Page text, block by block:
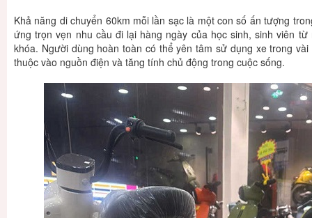
Khả năng di chuyển 60km mỗi lần sạc là một con số ấn tượng
ứng trọn vẹn nhu cầu đi lại hàng ngày của học sinh, sinh viên
khóa. Người dùng hoàn toàn có thể yên tâm sử dụng xe trong
thuộc vào nguồn điện và tăng tính chủ động trong cuộc sống.